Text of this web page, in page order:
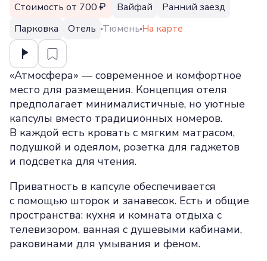
Стоимость от 700 Вайфай
Ранний заезд
Парковка
Отель Тюмень На карте
«Атмосфера» — современное и комфортное
место для размещения. Концепция отеля
предполагает минималистичные, но уютные
капсулы вместо традиционных номеров.
В каждой есть кровать с мягким матрасом,
подушкой и одеялом, розетка для гаджетов
и подсветка для чтения.
Приватность в капсуле обеспечивается
с помощью шторок и занавесок. Есть и общие
пространства: кухня и комната отдыха с
телевизором, ванная с душевыми кабинами,
раковинами для умывания и феном.